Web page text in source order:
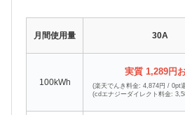
月間使用量 30A
100kWh
実質 1,289円
(楽天でんき料金: 4,874円 / 0pt
(cdエナジーダイレクト料金: